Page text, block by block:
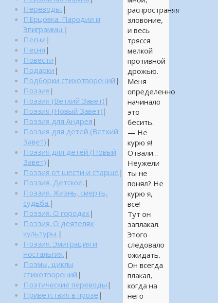
распространяя
зловоние,
и весь
трясся
мелкой
противной
дрожью.
Меня
определенно
начинало
это
бесить.
— Не
курю я!
Отвали…
Неужели
ты не
понял? Не
курю я,
всё!
Тут он
заплакал.
Этого
следовало
ожидать.
Он всегда
плакал,
когда на
него
Переводы. |
ПЕрцовка. Пародии и
Эпиграммы. |
Песни |
Песня |
Повести |
Подарки |
Подборки стихотворений |
Поэзия |
Поэзия (Ветхий Завет) |
Поэзия (Новый Завет) |
Поэзия для Андрея |
Поэзия для детей (Ветхий
Завет) |
Поэзия для детей (Новый
Завет) |
Поэзия от шести и старше |
Поэзия. Детское. |
Поэзия. Жизнь, смерть,
судьба. |
Поэзия. О городах |
Поэзия. О деятелях
культуры. |
Поэзия. Эмиграция и
ностальгия. |
Поэмы, циклы
стихотворений |
Поэтические переводы |
Приветствия в прозе |